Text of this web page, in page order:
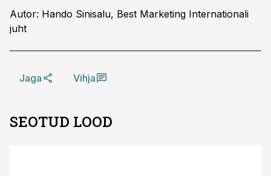
Autor: Hando Sinisalu, Best Marketing Internationali
juht
Jaga Vihja
SEOTUD LOOD